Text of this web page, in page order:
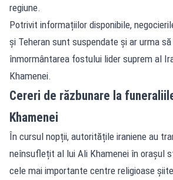
regiune.
Potrivit informațiilor disponibile,
și Teheran sunt suspendate și ar urma
înmormântarea fostului lider suprem al
Khamenei.
Cereri de răzbunare la
Khamenei
În cursul nopții, autoritățile iraniene au
neînsuflețit al lui Ali Khamenei în orașul
cele mai importante centre religioase